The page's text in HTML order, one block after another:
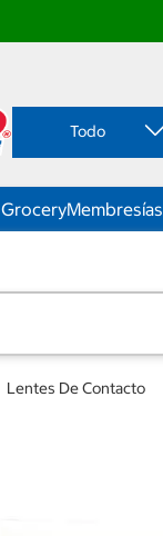
Todo
GroceryMembresías
Lentes De Contacto